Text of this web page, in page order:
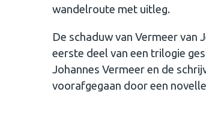
wandelroute met uitleg.
De schaduw van Vermeer van
eerste deel van een trilogie
Johannes Vermeer en de
voorafgegaan door een